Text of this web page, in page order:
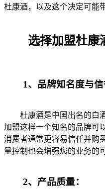
杜康酒，以及这个决定可能
选择加盟杜康
1、品牌知名度与信
杜康酒是中国出名的白酒
加盟这样一个知名的品牌可
消费者通常更容易信任并购
量控制也会增强您的业务的
2、产品质量：